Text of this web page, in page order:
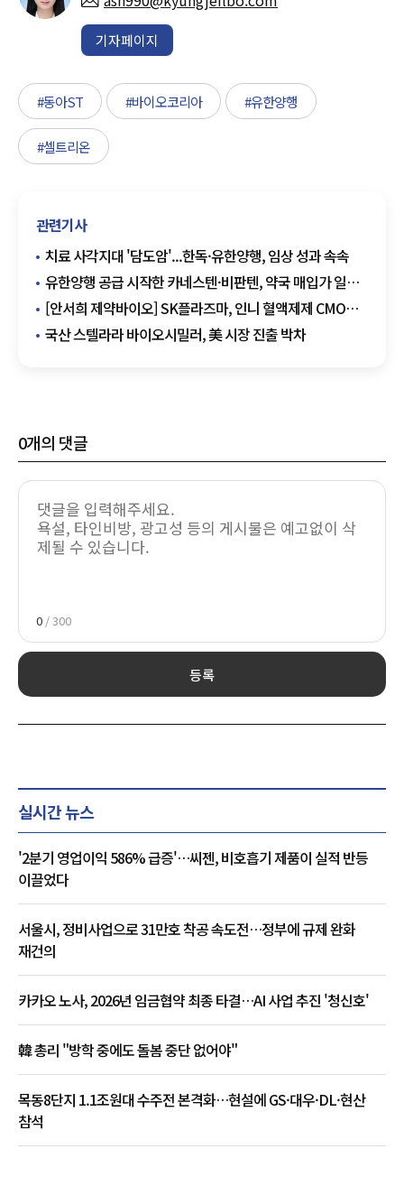
기자페이지
#동아ST #바이오코리아 #유한양행
#셀트리온
관련기사
치료 사각지대 '담도암'...한독·유한양행, 임상 성과 속속
유한양행 공급 시작한 카네스텐·비판텐, 약국 매입가 일제
인상
[안서희 제약바이오] SK플라즈마, 인니 혈액제제 CMO
본격화…첫 혈장 국내 도입 외
국산 스텔라라 바이오시밀러, 美 시장 진출 박차
0개의 댓글
0 / 300
등록
실시간 뉴스
'2분기 영업이익 586% 급증'…씨젠, 비호흡기 제품이 실적 반등
이끌었다
서울시, 정비사업으로 31만호 착공 속도전…정부에 규제 완화
재건의
카카오 노사, 2026년 임금협약 최종 타결…AI 사업 추진 '청신호'
韓 총리 "방학 중에도 돌봄 중단 없어야"
목동8단지 1.1조원대 수주전 본격화…현설에 GS·대우·DL·현산
참석